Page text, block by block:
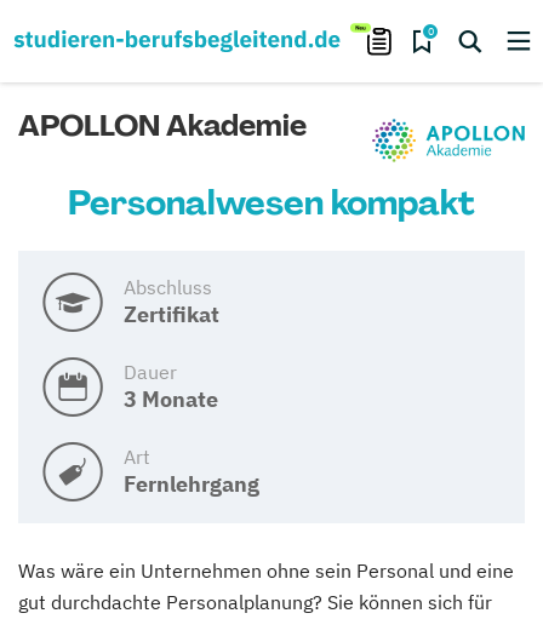
0
APOLLON Akademie
Personalwesen kompakt
Abschluss
Zertifikat
Dauer
3 Monate
Art
Fernlehrgang
Was wäre ein Unternehmen ohne sein Personal und eine
gut durchdachte Personalplanung? Sie können sich für